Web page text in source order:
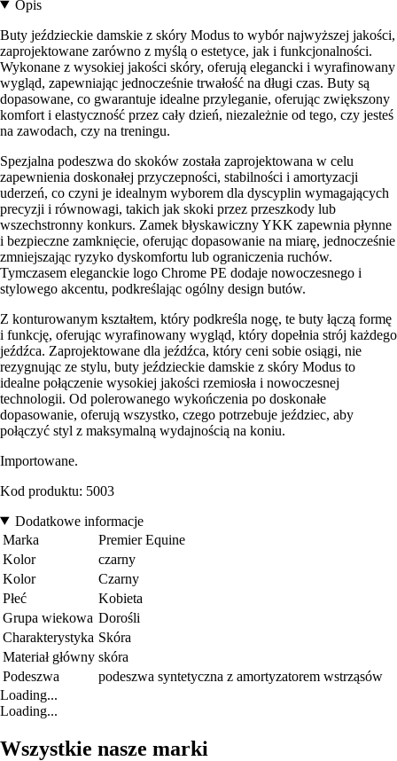
Opis
Buty jeździeckie damskie z skóry Modus to wybór najwyższej jakości,
zaprojektowane zarówno z myślą o estetyce, jak i funkcjonalności.
Wykonane z wysokiej jakości skóry, oferują elegancki i wyrafinowany
wygląd, zapewniając jednocześnie trwałość na długi czas. Buty są
dopasowane, co gwarantuje idealne przyleganie, oferując zwiększony
komfort i elastyczność przez cały dzień, niezależnie od tego, czy jesteś
na zawodach, czy na treningu.
Spezjalna podeszwa do skoków została zaprojektowana w celu
zapewnienia doskonałej przyczepności, stabilności i amortyzacji
uderzeń, co czyni je idealnym wyborem dla dyscyplin wymagających
precyzji i równowagi, takich jak skoki przez przeszkody lub
wszechstronny konkurs. Zamek błyskawiczny YKK zapewnia płynne
i bezpieczne zamknięcie, oferując dopasowanie na miarę, jednocześnie
zmniejszając ryzyko dyskomfortu lub ograniczenia ruchów.
Tymczasem eleganckie logo Chrome PE dodaje nowoczesnego i
stylowego akcentu, podkreślając ogólny design butów.
Z konturowanym kształtem, który podkreśla nogę, te buty łączą formę
i funkcję, oferując wyrafinowany wygląd, który dopełnia strój każdego
jeźdźca. Zaprojektowane dla jeźdźca, który ceni sobie osiągi, nie
rezygnując ze stylu, buty jeździeckie damskie z skóry Modus to
idealne połączenie wysokiej jakości rzemiosła i nowoczesnej
technologii. Od polerowanego wykończenia po doskonałe
dopasowanie, oferują wszystko, czego potrzebuje jeździec, aby
połączyć styl z maksymalną wydajnością na koniu.
Importowane.
Kod produktu: 5003
Dodatkowe informacje
Marka
Premier Equine
Kolor
czarny
Kolor
Czarny
Płeć
Kobieta
Grupa wiekowa Dorośli
Charakterystyka Skóra
Materiał główny skóra
Podeszwa
podeszwa syntetyczna z amortyzatorem wstrząsów
Loading...
Loading...
Wszystkie nasze marki